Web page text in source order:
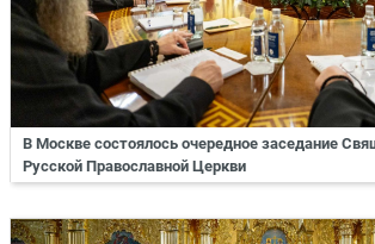
В Москве состоялось очередное заседание
Русской Православной Церкви